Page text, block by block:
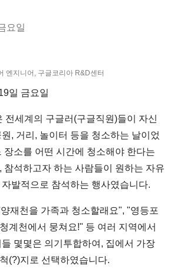
요일
엔지니어, 구글코리아 R&D센터
일 금요일
전세계의 구글러(구글직원)들이 자신
, 거리, 놀이터 등을 청소하는 날이었
장소를 어떤 시간에 청소해야 한다는
참석하고자 하는 사람들이 원하는 자유
발적으로 참석하는 행사였습니다.
재천을 가족과 청소할래요", "영등포
계천에서 뭉쳐요!" 등 여러 지역에서
몇몇은 의기투합하여, 집에서 가장
(?)지로 선택하였습니다.